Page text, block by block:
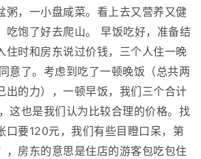
粥，一小盘咸菜。看上去又营养又健
吃饱了好去爬山。 早饭吃好，准备结
住时和房东说过价钱，三个人住一晚
意了。考虑到吃了一顿晚饭（总共两
出的力），一顿早饭，我们三个合计
这也是我们认为比较合理的价格。找
口要120元，我们有些目瞪口呆，第
，房东的意思是住店的游客包吃包住